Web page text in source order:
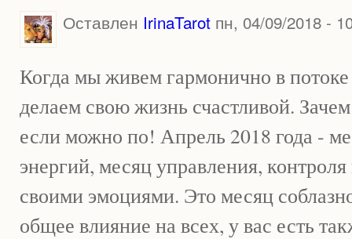
Оставлен IrinaTarotпн, 04/09/2018 -
Когда мы живем гармонично в
делаем свою жизнь счастливой.
если можно по! Апрель 2018 года -
энергий, месяц управления,
своими эмоциями. Это месяц
общее влияние на всех, у вас есть